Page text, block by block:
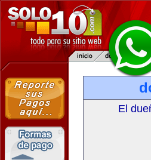
El